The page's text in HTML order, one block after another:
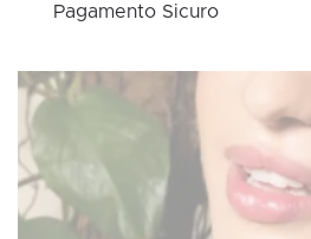
Pagamento Sicuro